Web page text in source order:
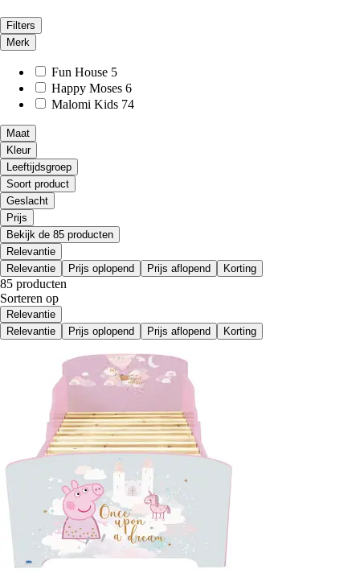
Filters
Merk
Fun House 5
Happy Moses 6
Malomi Kids 74
Maat
Kleur
Leeftijdsgroep
Soort product
Geslacht
Prijs
Bekijk de 85 producten
Relevantie
Relevantie
Prijs oplopend Prijs aflopend Korting
85 producten
Sorteren op
Relevantie
Relevantie
Prijs oplopend Prijs aflopend Korting